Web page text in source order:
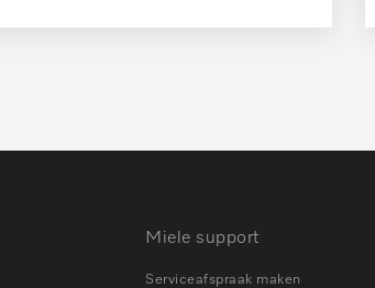
Miele support
Serviceafspraak maken